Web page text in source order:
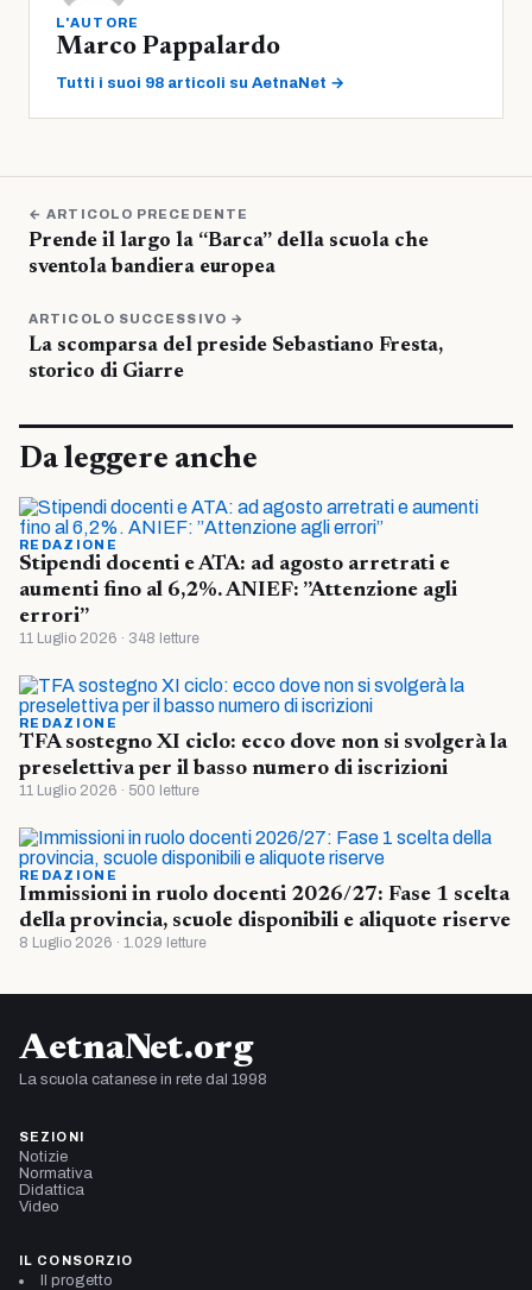
L'AUTORE
Marco Pappalardo
Tutti i suoi 98 articoli su AetnaNet →
← ARTICOLO PRECEDENTE
Prende il largo la “Barca” della scuola che
sventola bandiera europea
ARTICOLO SUCCESSIVO →
La scomparsa del preside Sebastiano Fresta,
storico di Giarre
Da leggere anche
REDAZIONE
Stipendi docenti e ATA: ad agosto arretrati e
aumenti fino al 6,2%. ANIEF: ”Attenzione agli
errori”
11 Luglio 2026 · 348 letture
REDAZIONE
TFA sostegno XI ciclo: ecco dove non si svolgerà la
preselettiva per il basso numero di iscrizioni
11 Luglio 2026 · 500 letture
REDAZIONE
Immissioni in ruolo docenti 2026/27: Fase 1 scelta
della provincia, scuole disponibili e aliquote riserve
8 Luglio 2026 · 1.029 letture
AetnaNet.org
La scuola catanese in rete dal 1998
SEZIONI
Notizie
Normativa
Didattica
Video
IL CONSORZIO
Il progetto